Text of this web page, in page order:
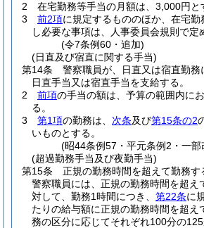
2
在宅勤務等手当の月額は、3,000円と
3
前2項に規定するもののほか、在宅
し必要な事項は、人事委員会規則で定
(令7条例60・追加)
(日直及び宿直に関する手当)
第14条
警察職員が、日直又は宿直勤務
日直手当又は宿直手当を支給する。
2
前項の手当の額は、予算の範囲内に
る。
3
第1項の勤務は、 次条及び第15条の2
いものとする。
(昭44条例57・平元条例2・一部
(超過勤務手当及び夜勤手当)
第15条
正規の勤務時間を超えて勤務す
警察職員には、正規の勤務時間を超え
対して、勤務1時間につき、 第22条に
たりの給与額に正規の勤務時間を超え
務の区分に応じてそれぞれ100分の